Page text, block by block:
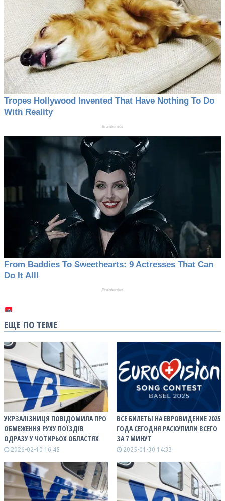
ЕЩЕ ПО ТЕМЕ
УКРЗАЛІЗНИЦЯ ПОВІДОМИЛА ПРО
ОБМЕЖЕННЯ РУХУ ПОЇЗДІВ
ОДРАЗУ У ЧОТИРЬОХ ОБЛАСТЯХ
2026-02-10 16:45
ВСЕ БИЛЕТЫ НА ЕВРОВИДЕНИЕ 2025
ГОДА СЕГОДНЯ РАСКУПИЛИ ВСЕГО
ЗА 7 МИНУТ
2025-01-30 14:33